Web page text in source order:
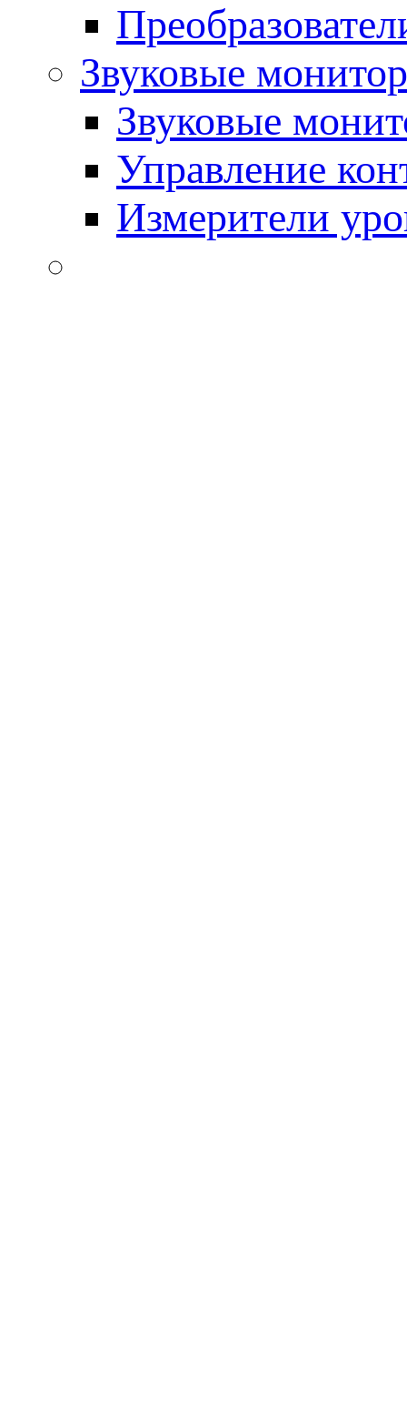
Звуковые
Звуковые
Управление
Измерители